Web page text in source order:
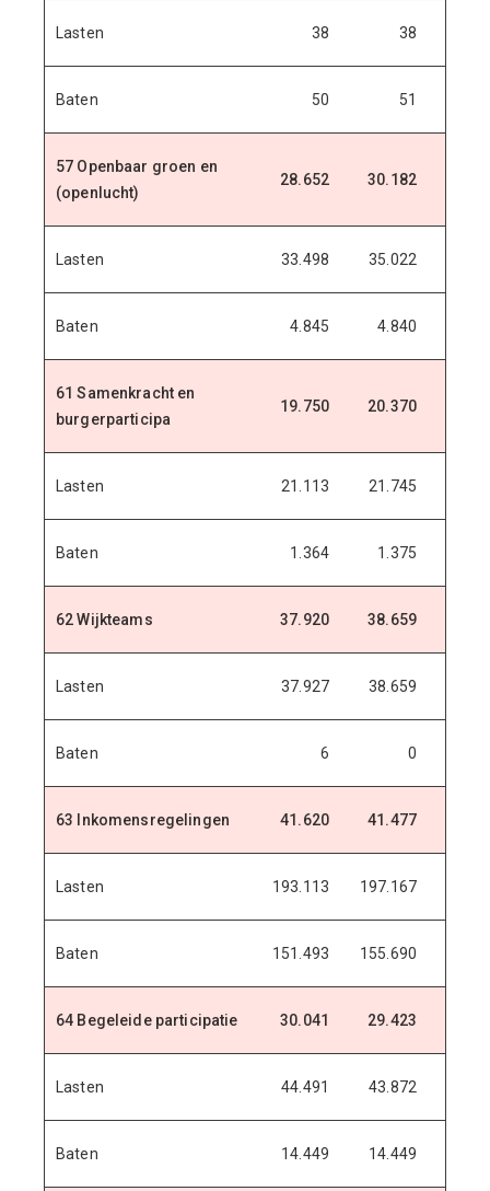
Lasten 38 38
Baten 50 51
57 Openbaar groen en
(openlucht)
28.652 30.182
Lasten 33.498 35.022
Baten 4.845 4.840
61 Samenkracht en
burgerparticipa
19.750 20.370
Lasten 21.113 21.745
Baten 1.364 1.375
62 Wijkteams 37.920 38.659
Lasten 37.927 38.659
Baten 6 0
63 Inkomensregelingen 41.620 41.477
Lasten 193.113 197.167
Baten 151.493 155.690
64 Begeleide participatie 30.041 29.423
Lasten 44.491 43.872
Baten 14.449 14.449